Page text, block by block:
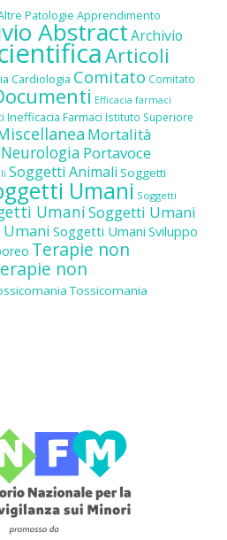
Patologie Apprendimento
AbstractArchivio
Articoli
Cardiologia Comitato Comitato
Efficacia farmaci
Inefficacia Farmaci Istituto Superiore
Mortalità
Neurologia Portavoce
Soggetti Animali Soggetti
Umani Soggetti
UmaniSoggetti Umani
Soggetti Umani Sviluppo
Terapie non
non
Tossicomania